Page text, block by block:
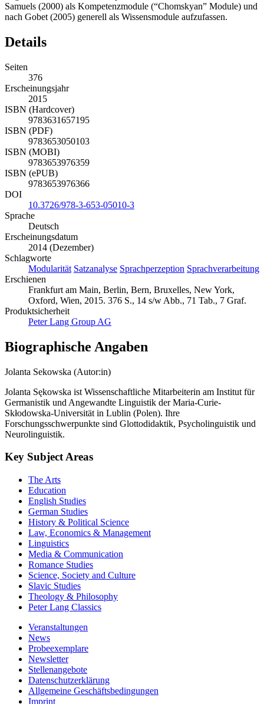
Samuels (2000) als Kompetenzmodule (“Chomskyan” Module) und
nach Gobet (2005) generell als Wissensmodule aufzufassen.
Details
Seiten
376
Erscheinungsjahr
2015
ISBN (Hardcover)
9783631657195
ISBN (PDF)
9783653050103
ISBN (MOBI)
9783653976359
ISBN (ePUB)
9783653976366
DOI
10.3726/978-3-653-05010-3
Sprache
Deutsch
Erscheinungsdatum
2014 (Dezember)
Schlagworte
Modularität Satzanalyse Sprachperzeption Sprachverarbeitung
Erschienen
Frankfurt am Main, Berlin, Bern, Bruxelles, New York,
Oxford, Wien, 2015. 376 S., 14 s/w Abb., 71 Tab., 7 Graf.
Produktsicherheit
Peter Lang Group AG
Biographische Angaben
Jolanta Sekowska (Autor:in)
Jolanta Sękowska ist Wissenschaftliche Mitarbeiterin am Institut für
Germanistik und Angewandte Linguistik der Maria-Curie-
Skłodowska-Universität in Lublin (Polen). Ihre
Forschungsschwerpunkte sind Glottodidaktik, Psycholinguistik und
Neurolinguistik.
Key Subject Areas
The Arts
Education
English Studies
German Studies
History & Political Science
Law, Economics & Management
Linguistics
Media & Communication
Romance Studies
Science, Society and Culture
Slavic Studies
Theology & Philosophy
Peter Lang Classics
Veranstaltungen
News
Probeexemplare
Newsletter
Stellenangebote
Datenschutzerklärung
Allgemeine Geschäftsbedingungen
Imprint